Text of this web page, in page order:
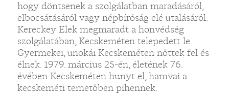
hogy döntsenek a szolgálatban maradásáról,
elbocsátásáról vagy népbíróság elé utalásáról.
Kereckey Elek megmaradt a honvédség
szolgálatában, Kecskeméten telepedett le.
Gyermekei, unokái Kecskeméten nőttek fel és
élnek. 1979. március 25-én, életének 76.
évében Kecskeméten hunyt el, hamvai a
kecskeméti temetőben pihennek.